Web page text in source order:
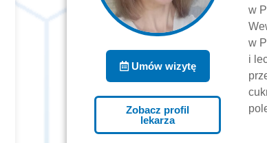
Umów wizytę
Zobacz profil
lekarza
w
w
i